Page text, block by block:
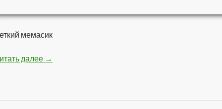
мемасик
далее Мстители — Война бесконечности
→